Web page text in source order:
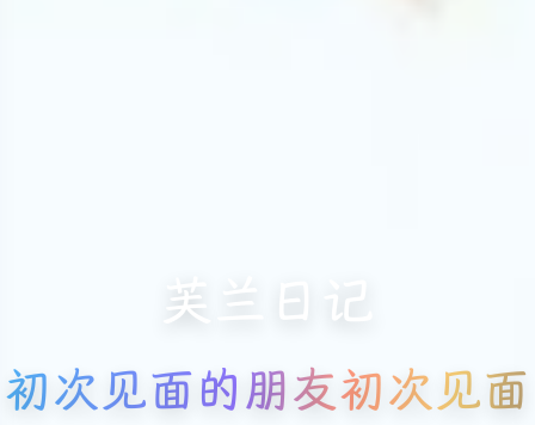
芙兰日记
初次见面的朋友初次见面